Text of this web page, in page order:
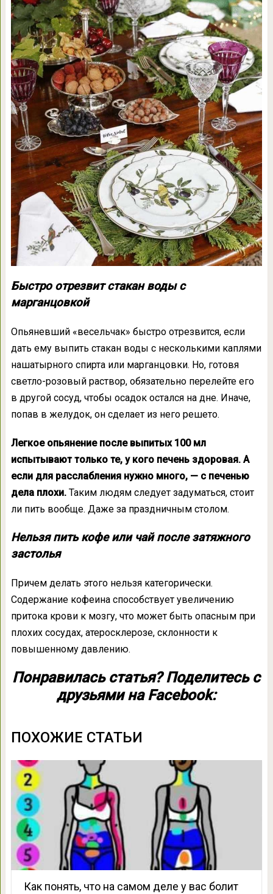
Быстро отрезвит стакан воды с
марганцовкой
Опьяневший «весельчак» быстро отрезвится, если
дать ему выпить стакан воды с несколькими каплями
нашатырного спирта или марганцовки. Но, готовя
светло-розовый раствор, обязательно перелейте его
в другой сосуд, чтобы осадок остался на дне. Иначе,
попав в желудок, он сделает из него решето.
Легкое опьянение после выпитых 100 мл
испытывают только те, у кого печень здоровая. А
если для расслабления нужно много, — с печенью
дела плохи. Таким людям следует задуматься, стоит
ли пить вообще. Даже за праздничным столом.
Нельзя пить кофе или чай после затяжного
застолья
Причем делать этого нельзя категорически.
Содержание кофеина способствует увеличению
притока крови к мозгу, что может быть опасным при
плохих сосудах, атеросклерозе, склонности к
повышенному давлению.
Понравилась статья? Поделитесь с
друзьями на Facebook:
ПОХОЖИЕ СТАТЬИ
Как понять, что на самом деле у вас болит